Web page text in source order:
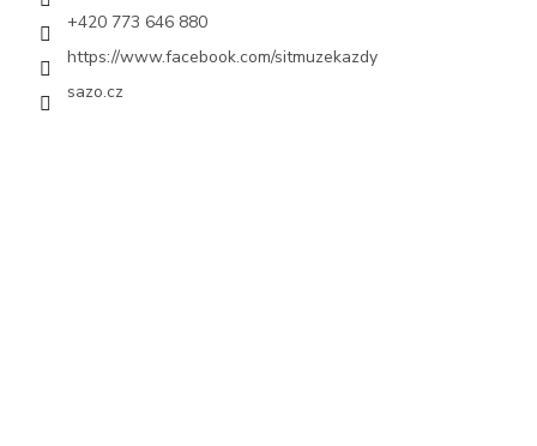
+420 773 646 880
https://www.facebook.com/sitmuzekazdy
sazo.cz